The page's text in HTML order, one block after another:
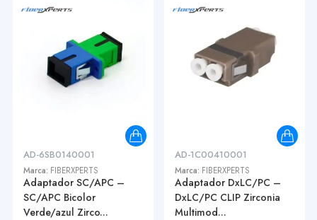
AD-6SB0140001
Marca: FIBERXPERTS
Adaptador SC/APC –
SC/APC Bicolor
Verde/azul Zirco...
AD-1C00410001
Marca: FIBERXPERTS
Adaptador DxLC/PC –
DxLC/PC CLIP Zirconia
Multimod...